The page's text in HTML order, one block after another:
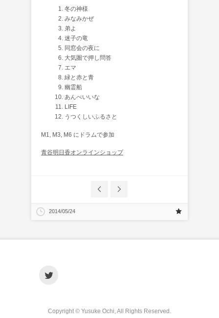
冬の神様
みなみかぜ
弟よ
迷子の竜
同窓会の夜に
大気圏で押し問答
エマ
緑と赤と青
幽霊船
あんべいいな
LIFE
うつくしいふるさと
M1, M3, M6 にドラムで参加
青谷明日香オンラインショップ
2014/05/24
Copyright © Yusuke Ochi, All Rights Reserved.